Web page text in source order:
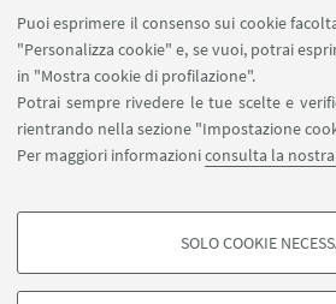
Puoi esprimere il consenso sui cookie
"Personalizza cookie" e, se vuoi, potrai
in "Mostra cookie di profilazione".
Potrai sempre rivedere le tue scelte e
rientrando nella sezione "Impostazione
Per maggiori informazioniconsulta la
COOKIE DI PROFILAZIONE -
SOLO COOKIE
DAMSLab | Attività 2019
Seguici su: